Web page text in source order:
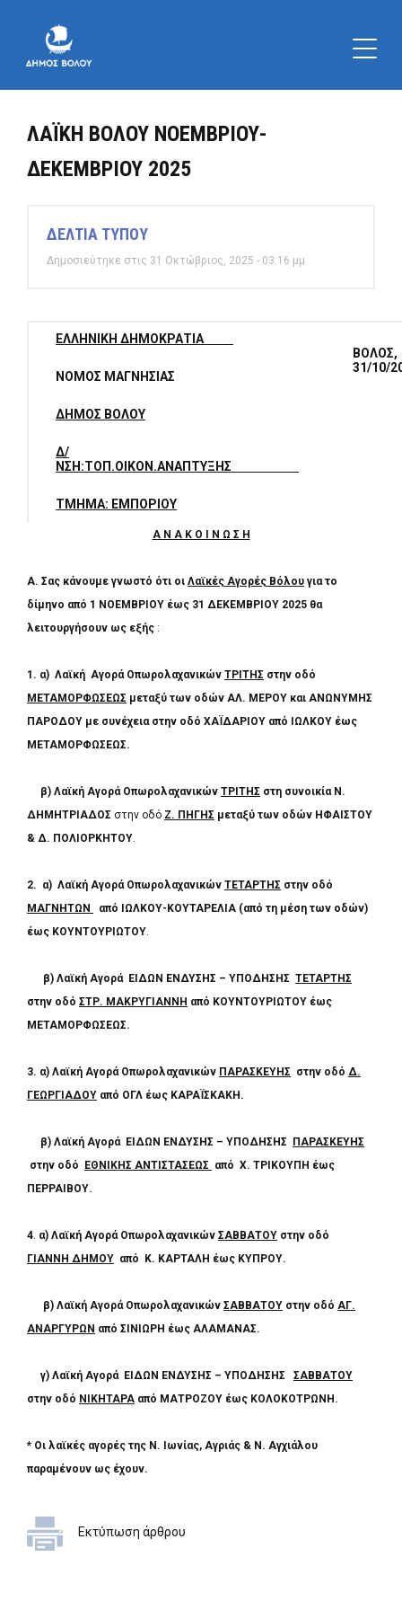
ΛΑΪΚΗ ΒΟΛΟΥ ΝΟΕΜΒΡΙΟΥ-
ΔΕΚΕΜΒΡΙΟΥ 2025
ΔΕΛΤΙΑ ΤΥΠΟΥ
Δημοσιεύτηκε στις 31 Οκτώβριος, 2025 - 03:16 μμ
ΕΛΛΗΝΙΚΗ ΔΗΜΟΚΡΑΤΙΑ
ΝΟΜΟΣ ΜΑΓΝΗΣΙΑΣ
ΔΗΜΟΣ ΒΟΛΟΥ
Δ/
ΝΣΗ:ΤΟΠ.ΟΙΚΟΝ.ΑΝΑΠΤΥΞ HΣ
ΤΜΗΜΑ: ΕΜΠΟΡΙΟΥ
t.emporiou@volos-city.gr
ΒΟΛΟΣ,
31/10/
Α Ν Α Κ Ο Ι Ν Ω Σ Η
Α. Σας κάνουμε γνωστό ότι οι Λαϊκές Αγορές Βόλου για το
δίμηνο από 1 ΝΟΕΜΒΡΙΟΥ έως 31 ΔΕΚΕΜΒΡΙΟΥ 2025 θα
λειτουργήσουν ως εξής :
1. α) Λαϊκή Αγορά Οπωρολαχανικών ΤΡΙΤΗΣ στην οδό
ΜΕΤΑΜΟΡΦΩΣΕΩΣ μεταξύ των οδών ΑΛ. ΜΕΡΟΥ και ΑΝΩΝΥΜΗΣ
ΠΑΡΟΔΟΥ με συνέχεια στην οδό ΧΑΪΔΑΡΙΟΥ από ΙΩΛΚΟΥ έως
ΜΕΤΑΜΟΡΦΩΣΕΩΣ.
β) Λαϊκή Αγορά Οπωρολαχανικών ΤΡΙΤΗΣ στη συνοικία Ν.
ΔΗΜΗΤΡΙΑΔΟΣ στην οδό Ζ. ΠΗΓΗΣ μεταξύ των οδών ΗΦΑΙΣΤΟΥ
& Δ. ΠΟΛΙΟΡΚΗΤΟΥ.
2. α) Λαϊκή Αγορά Οπωρολαχανικών ΤΕΤΑΡΤΗΣ στην οδό
ΜΑΓΝΗΤΩΝ
από
ΙΩΛΚΟΥ-ΚΟΥΤΑΡΕΛΙΑ (από τη μέση των οδών)
έως ΚΟΥΝΤΟΥΡΙΩΤΟΥ.
β) Λαϊκή Αγορά ΕΙΔΩΝ ΕΝΔΥΣΗΣ – ΥΠΟΔΗΣΗΣ ΤΕΤΑΡΤΗΣ
στην οδό ΣΤΡ. ΜΑΚΡΥΓΙΑΝΝΗ από ΚΟΥΝΤΟΥΡΙΩΤΟΥ έως
ΜΕΤΑΜΟΡΦΩΣΕΩΣ.
3. α) Λαϊκή Αγορά Οπωρολαχανικών ΠΑΡΑΣΚΕΥΗΣ στην οδό Δ.
ΓΕΩΡΓΙΑΔΟΥ από ΟΓΛ έως ΚΑΡΑΪΣΚΑΚΗ.
β) Λαϊκή Αγορά ΕΙΔΩΝ ΕΝΔΥΣΗΣ – ΥΠΟΔΗΣΗΣ
ΠΑΡΑΣΚΕΥΗΣ
στην οδό ΕΘΝΙΚΗΣ ΑΝΤΙΣΤΑΣΕΩΣ από Χ. ΤΡΙΚΟΥΠΗ έως
ΠΕΡΡΑΙΒΟΥ.
4. α) Λαϊκή Αγορά Οπωρολαχανικών ΣΑΒΒΑΤΟΥ στην οδό
ΓΙΑΝΝΗ ΔΗΜΟΥ από Κ. ΚΑΡΤΑΛΗ έως ΚΥΠΡΟΥ.
β) Λαϊκή Αγορά Οπωρολαχανικών ΣΑΒΒΑΤΟΥ στην οδό ΑΓ.
ΑΝΑΡΓΥΡΩΝ από ΣΙΝΙΩΡΗ έως ΑΛΑΜΑΝΑΣ.
γ) Λαϊκή Αγορά ΕΙΔΩΝ ΕΝΔΥΣΗΣ – ΥΠΟΔΗΣΗΣ ΣΑΒΒΑΤΟΥ
στην οδό ΝΙΚΗΤΑΡΑ από ΜΑΤΡΟΖΟΥ έως ΚΟΛΟΚΟΤΡΩΝΗ.
* Οι λαϊκές αγορές της Ν. Ιωνίας, Αγριάς & Ν. Αγχιάλου
παραμένουν ως έχουν.
Εκτύπωση άρθρου